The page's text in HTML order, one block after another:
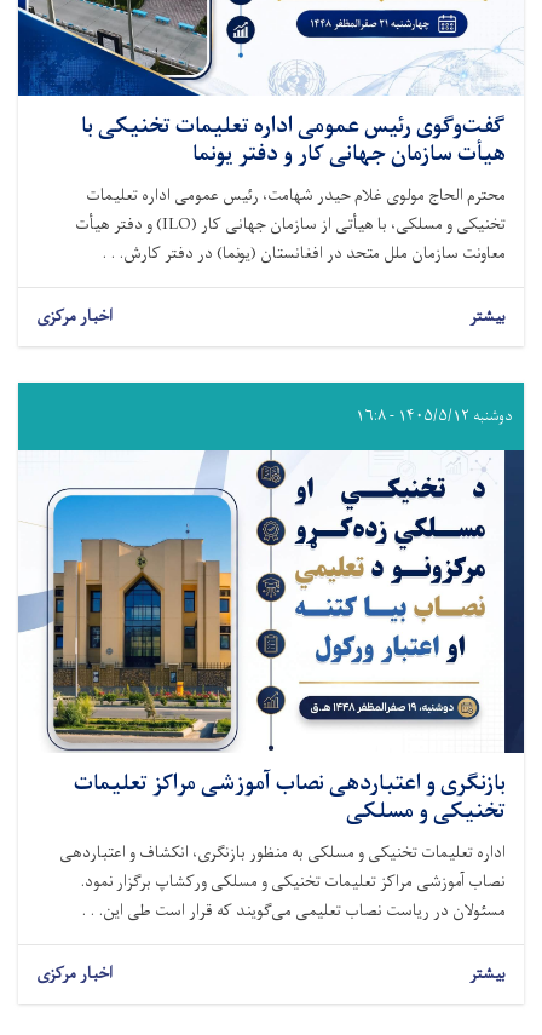
گفت‌وگوی رئیس عمومی اداره تعلیمات تخنیکی با
هیأت سازمان جهانی کار و دفتر یونما
محترم الحاج مولوی غلام حیدر شهامت، رئیس عمومی اداره تعلیمات
تخنیکی و مسلکی، با هیأتی از سازمان جهانی کار (ILO) و دفتر هیأت
معاونت سازمان ملل متحد در افغانستان (یونما) در دفتر کارش. . .
بیشتر اخبار مرکزی
دوشنبه ۱۴۰۵/۵/۱۲ - ۱۶:۸
بازنگری و اعتباردهی نصاب آموزشی مراکز تعلیمات
تخنیکی و مسلکی
اداره تعلیمات تخنیکی و مسلکی به منظور بازنگری، انکشاف و اعتباردهی
نصاب آموزشی مراکز تعلیمات تخنیکی و مسلکی ورکشاپ برگزار نمود.
مسئولان در ریاست نصاب تعلیمی می‌گویند که قرار است طی این. . .
بیشتر اخبار مرکزی